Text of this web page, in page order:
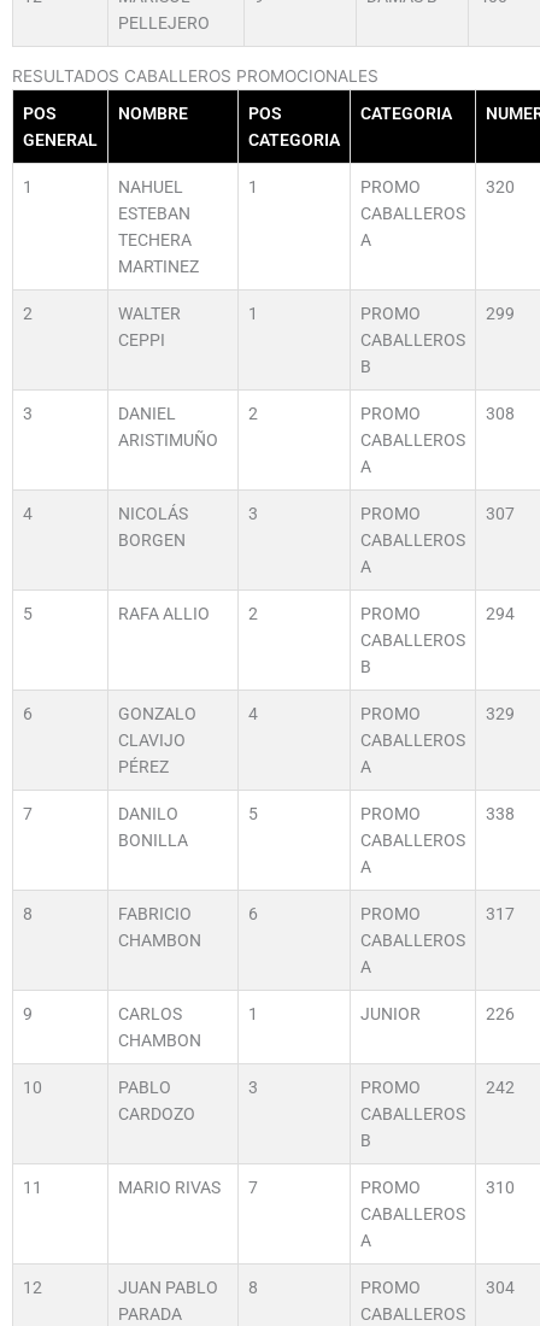
PELLEJERO
RESULTADOS CABALLEROS PROMOCIONALES
POS
GENERAL
NOMBRE
POS
CATEGORIA
CATEGORIA
1
NAHUEL
ESTEBAN
TECHERA
MARTINEZ
1
PROMO
CABALLEROS
A
320
2
WALTER
CEPPI
1
PROMO
CABALLEROS
B
299
3
DANIEL
ARISTIMUÑO
2
PROMO
CABALLEROS
A
308
4
NICOLÁS
BORGEN
3
PROMO
CABALLEROS
A
307
5 RAFA ALLIO 2
PROMO
CABALLEROS
B
294
6
GONZALO
CLAVIJO
PÉREZ
4
PROMO
CABALLEROS
A
329
7
DANILO
BONILLA
5
PROMO
CABALLEROS
A
338
8
FABRICIO
CHAMBON
6
PROMO
CABALLEROS
A
317
9
CARLOS
CHAMBON
1 JUNIOR 226
10
PABLO
CARDOZO
3
PROMO
CABALLEROS
B
242
11 MARIO RIVAS 7
PROMO
CABALLEROS
A
310
12
JUAN PABLO
PARADA
8
PROMO
CABALLEROS
304